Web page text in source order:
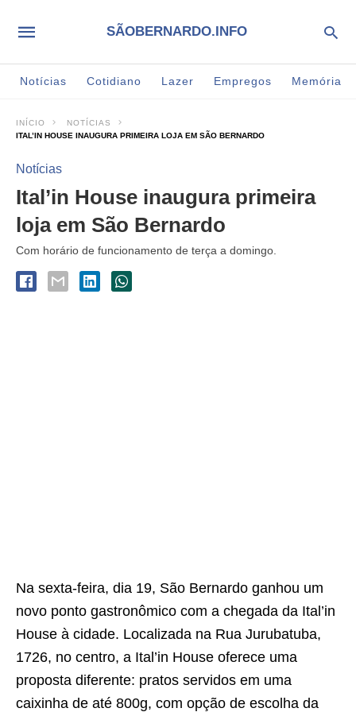
SÃOBERNARDO.INFO
Notícias Cotidiano Lazer Empregos Memória
INÍCIO
NOTÍCIAS
ITAL’IN HOUSE INAUGURA PRIMEIRA LOJA EM SÃO BERNARDO
Notícias
Ital’in House inaugura primeira
loja em São Bernardo
Com horário de funcionamento de terça a domingo.
Na sexta-feira, dia 19, São Bernardo ganhou um
novo ponto gastronômico com a chegada da Ital’in
House à cidade. Localizada na Rua Jurubatuba,
1726, no centro, a Ital’in House oferece uma
proposta diferente: pratos servidos em uma
caixinha de até 800g, com opção de escolha da